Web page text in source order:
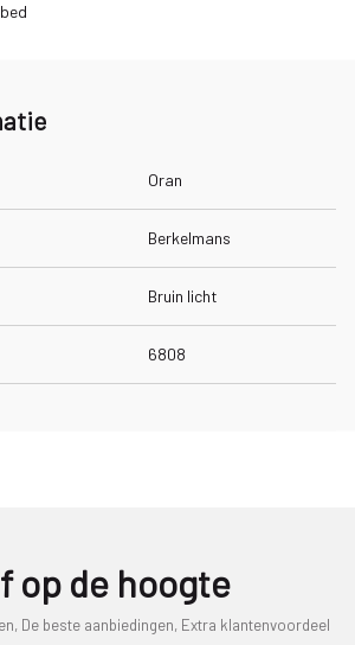
Oran
Berkelmans
Bruin licht
6808
op de hoogte
De beste aanbiedingen, Extra klantenvoordeel